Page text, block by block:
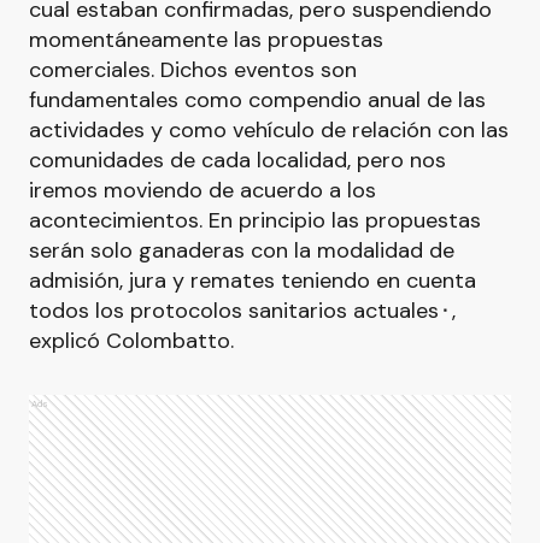
cual estaban confirmadas, pero suspendiendo
momentáneamente las propuestas
comerciales. Dichos eventos son
fundamentales como compendio anual de las
actividades y como vehículo de relación con las
comunidades de cada localidad, pero nos
iremos moviendo de acuerdo a los
acontecimientos. En principio las propuestas
serán solo ganaderas con la modalidad de
admisión, jura y remates teniendo en cuenta
todos los protocolos sanitarios actuales⬝,
explicó Colombatto.
Ads